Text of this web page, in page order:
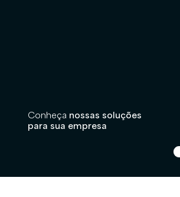
Conheça nossas soluções
para sua empresa